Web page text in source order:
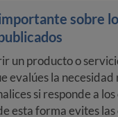
sobre
un producto o
evalúes la
si responde a
esta forma evites